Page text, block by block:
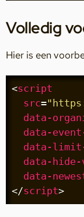
Volledig
Hier is een
<script
src=
data-
data-
data-
data-hide-
data-
</script>